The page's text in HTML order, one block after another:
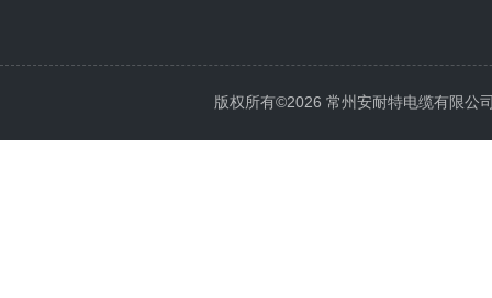
版权所有©2026 常州安耐特电缆有限